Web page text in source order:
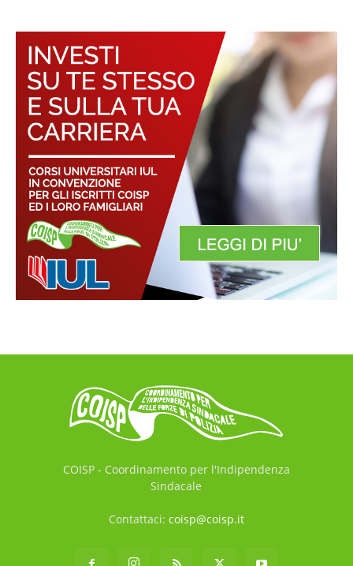
COISP - Coordinamento per l'Indipendenza
Sindacale
Contattaci: coisp@coisp.it